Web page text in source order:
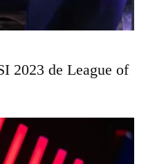
2023 de League of